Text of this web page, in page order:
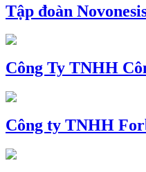
Tập đoàn
Công Ty TNHH
Công ty TNHH